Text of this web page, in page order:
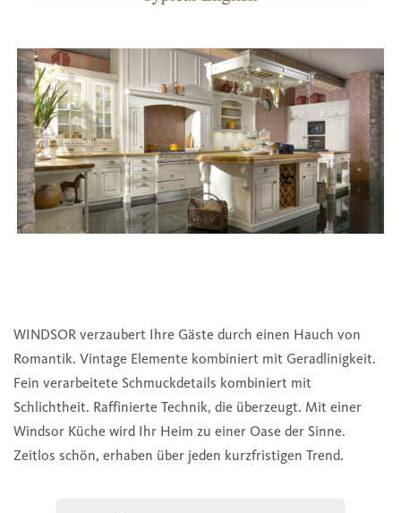
WINDSOR verzaubert Ihre Gäste durch einen Hauch von
Romantik. Vintage Elemente kombiniert mit Geradlinigkeit.
Fein verarbeitete Schmuckdetails kombiniert mit
Schlichtheit. Raffinierte Technik, die überzeugt. Mit einer
Windsor Küche wird Ihr Heim zu einer Oase der Sinne.
Zeitlos schön, erhaben über jeden kurzfristigen Trend.